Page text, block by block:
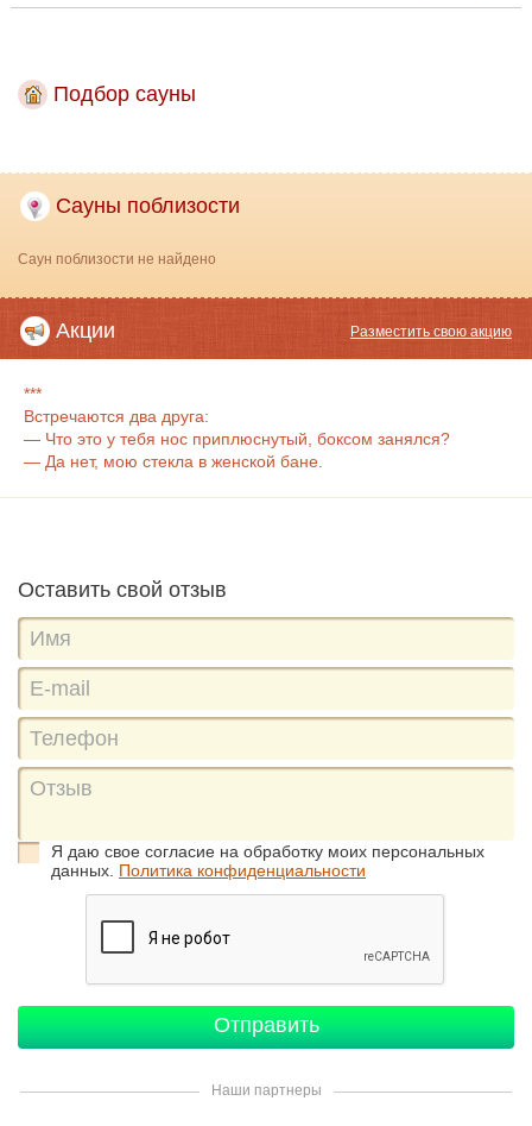
Подбор сауны
Сауны поблизости
Саун поблизости не найдено
Акции Разместить свою акцию
***
Встречаются два друга:
— Что это у тебя нос приплюснутый, боксом занялся?
— Да нет, мою стекла в женской бане.
Оставить свой отзыв
Я даю свое согласие на обработку моих персональных
данных. Политика конфиденциальности
Наши партнеры